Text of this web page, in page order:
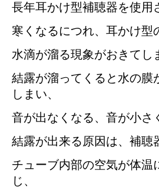
長年耳かけ型補聴器を使用
寒くなるにつれ、耳かけ型
水滴が溜る現象がおきてし
結露が溜ってくると水の膜
しまい、
音が出なくなる、音が小さ
結露が出来る原因は、補聴
チューブ内部の空気が体温
じ、